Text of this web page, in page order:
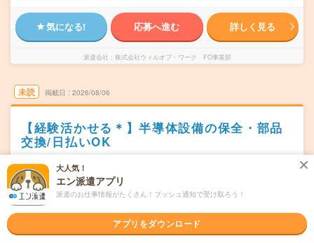
気になる! 応募へ進む 詳しく見る
派遣会社 株式会社ウィルオブ・ワーク FO事業部
未読 掲載日 2026/08/06
【経験活かせる＊】半導体設備の保全・部品
交換/日払いOK
勤務地
兵庫県伊丹市
新伊丹駅からバス15分
大人気！
エン派遣アプリ
派遣のお仕事情報がたくさん！プッシュ通知で受け取ろう！
アプリをダウンロード